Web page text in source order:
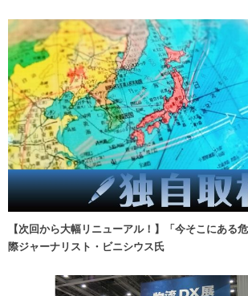
【次回から大幅リニューアル！】「今そこにあ
際ジャーナリスト・ビニシウス氏